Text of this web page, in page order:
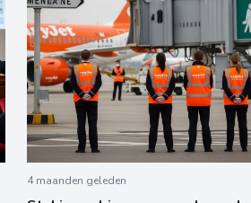
4 maanden geleden